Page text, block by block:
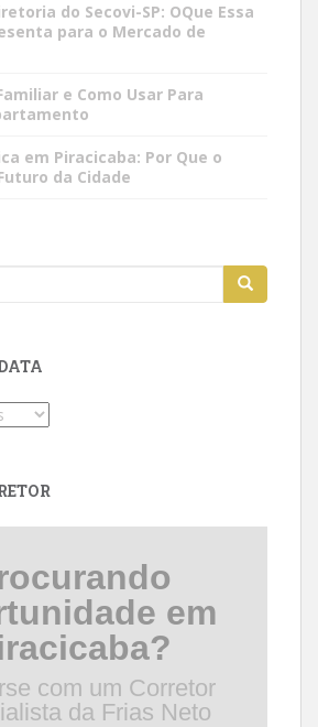
do Secovi-SP: OQue Essa
para o Mercado de
e Como Usar Para
em Piracicaba: Por Que o
da Cidade
em
com um Corretor
da Frias Neto